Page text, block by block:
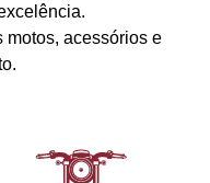
motos, acessórios e